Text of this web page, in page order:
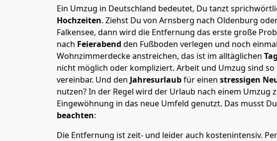
Ein Umzug in Deutschland bedeutet, Du tanzt
Hochzeiten. Ziehst Du von Arnsberg nach Oldenburg
Falkensee, dann wird die Entfernung das erste große
nach Feierabend den Fußboden verlegen und noch
Wohnzimmerdecke anstreichen, das ist im alltäglichen
nicht möglich oder kompliziert. Arbeit und Umzug sind
vereinbar. Und den Jahresurlaubfür einen stressigen
nutzen? In der Regel wird der Urlaub nach einem Umzug
Eingewöhnung in das neue Umfeld genutzt. Das musst Du
beachten:
Die Entfernung ist zeit- und leider auch kostenintensiv.